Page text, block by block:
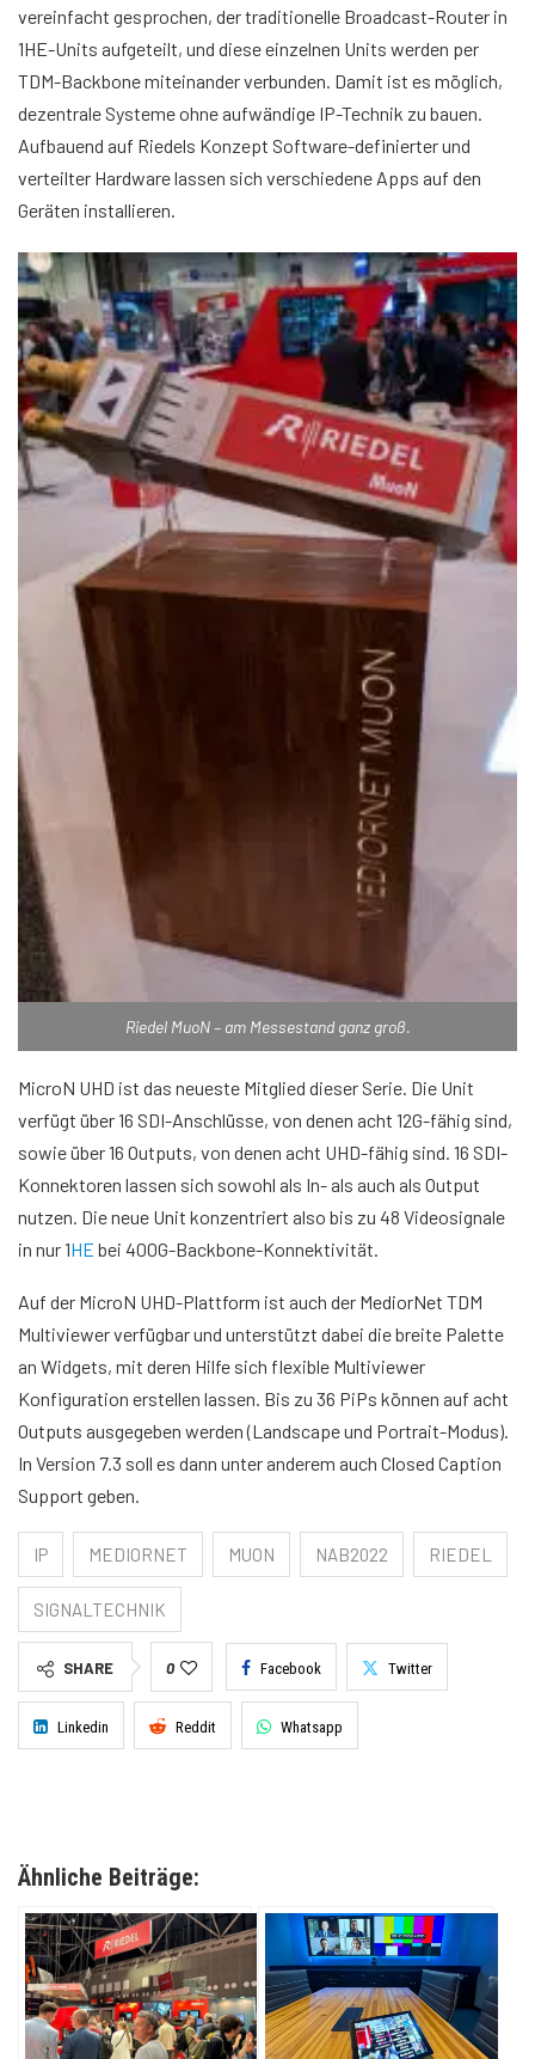
vereinfacht gesprochen, der traditionelle Broadcast-Router in
1HE-Units aufgeteilt, und diese einzelnen Units werden per
TDM-Backbone miteinander verbunden. Damit ist es möglich,
dezentrale Systeme ohne aufwändige IP-Technik zu bauen.
Aufbauend auf Riedels Konzept Software-definierter und
verteilter Hardware lassen sich verschiedene Apps auf den
Geräten installieren.
Riedel MuoN – am Messestand ganz groß.
MicroN UHD ist das neueste Mitglied dieser Serie. Die Unit
verfügt über 16 SDI-Anschlüsse, von denen acht 12G-fähig sind,
sowie über 16 Outputs, von denen acht UHD-fähig sind. 16 SDI-
Konnektoren lassen sich sowohl als In- als auch als Output
nutzen. Die neue Unit konzentriert also bis zu 48 Videosignale
in nur 1HE bei 400G-Backbone-Konnektivität.
Auf der MicroN UHD-Plattform ist auch der MediorNet TDM
Multiviewer verfügbar und unterstützt dabei die breite Palette
an Widgets, mit deren Hilfe sich flexible Multiviewer
Konfiguration erstellen lassen. Bis zu 36 PiPs können auf acht
Outputs ausgegeben werden (Landscape und Portrait-Modus).
In Version 7.3 soll es dann unter anderem auch Closed Caption
Support geben.
IP MEDIORNET MUON NAB2022 RIEDEL
SIGNALTECHNIK
SHARE 0 Facebook Twitter
Linkedin Reddit Whatsapp
Ähnliche Beiträge: